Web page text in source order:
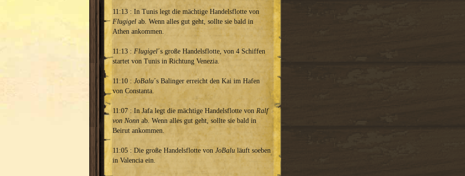
11:13 : In Tunis legt die mächtige Handelsflotte von
Flugigel ab. Wenn alles gut geht, sollte sie bald in
Athen ankommen.
11:13 : Flugigel´s große Handelsflotte, von 4 Schiffen
startet von Tunis in Richtung Venezia.
11:10 : JoBalu´s Balinger erreicht den Kai im Hafen
von Constanta.
11:07 : In Jafa legt die mächtige Handelsflotte von Ralf
von Nonn ab. Wenn alles gut geht, sollte sie bald in
Beirut ankommen.
11:05 : Die große Handelsflotte von JoBalu läuft soeben
in Valencia ein.